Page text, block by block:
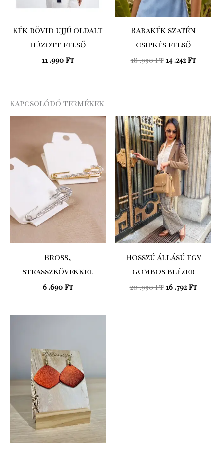
Kék rövid ujjú oldalt
húzott felső
11 .990 Ft
Babakék szatén
csipkés felső
18 .990Ft 14 .242Ft
Kapcsolódó termékek
Bross,
strasszkövekkel
6 .690 Ft
Hosszú állású egy
gombos blézer
20 .990Ft
Original
price
was:
20
.990 Ft.
16 .792Ft
price
is:
16
.792 Ft.